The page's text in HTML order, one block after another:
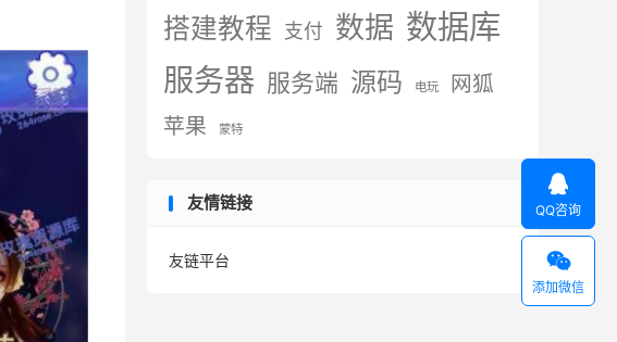
搭建教程 支付 数据 数据库
服务器 服务端 源码 电玩
网狐
苹果
蒙特
友情链接
友链平台

QQ咨询

添加微信